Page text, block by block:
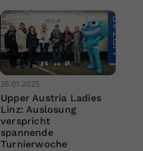
26.01.2025
Upper Austria Ladies
Linz: Auslosung
verspricht
spannende
Turnierwoche